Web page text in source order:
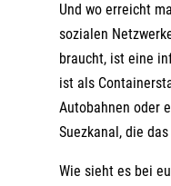
Und wo erreicht
sozialen
braucht, ist eine
ist als
Autobahnen oder
Suezkanal, die
Wie sieht es bei